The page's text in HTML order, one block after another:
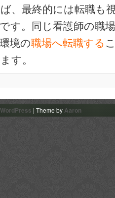
、最終的には転職も
す。同じ看護師の職
境の職場へ転職する
す。
WordPress | Theme byAaron